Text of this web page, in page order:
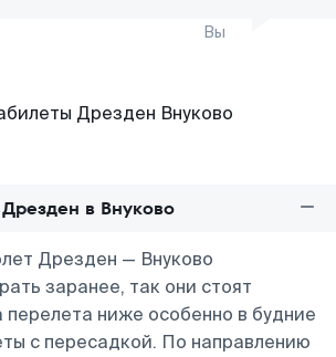
Вы
в Внуково
Дрезден — Внуково
заранее, так они стоят
ниже особенно в будние
с пересадкой. По направлению